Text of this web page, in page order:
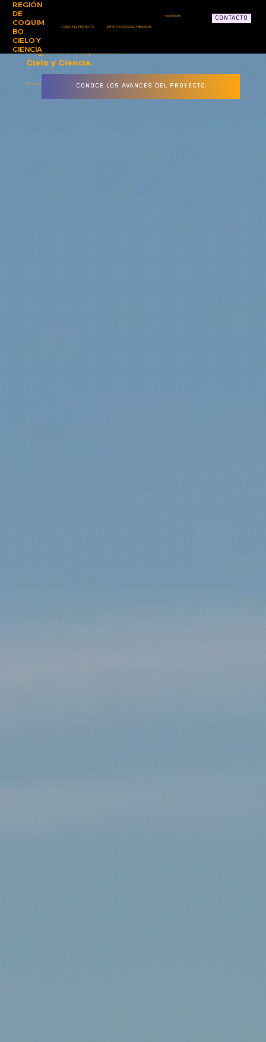
REGIÓN
DE
COQUIM
BO
CIELO Y
CIENCIA
CONOCE EL PROYECTO IMPACTO NACIONAL Y REGIONAL
novedades CONTACTO
Región de Coquimbo:
Cielo y Ciencia.
Conectando el desarrollo productivo con el futuro científico.CONOCE LOS AVANCES DEL PROYECTO